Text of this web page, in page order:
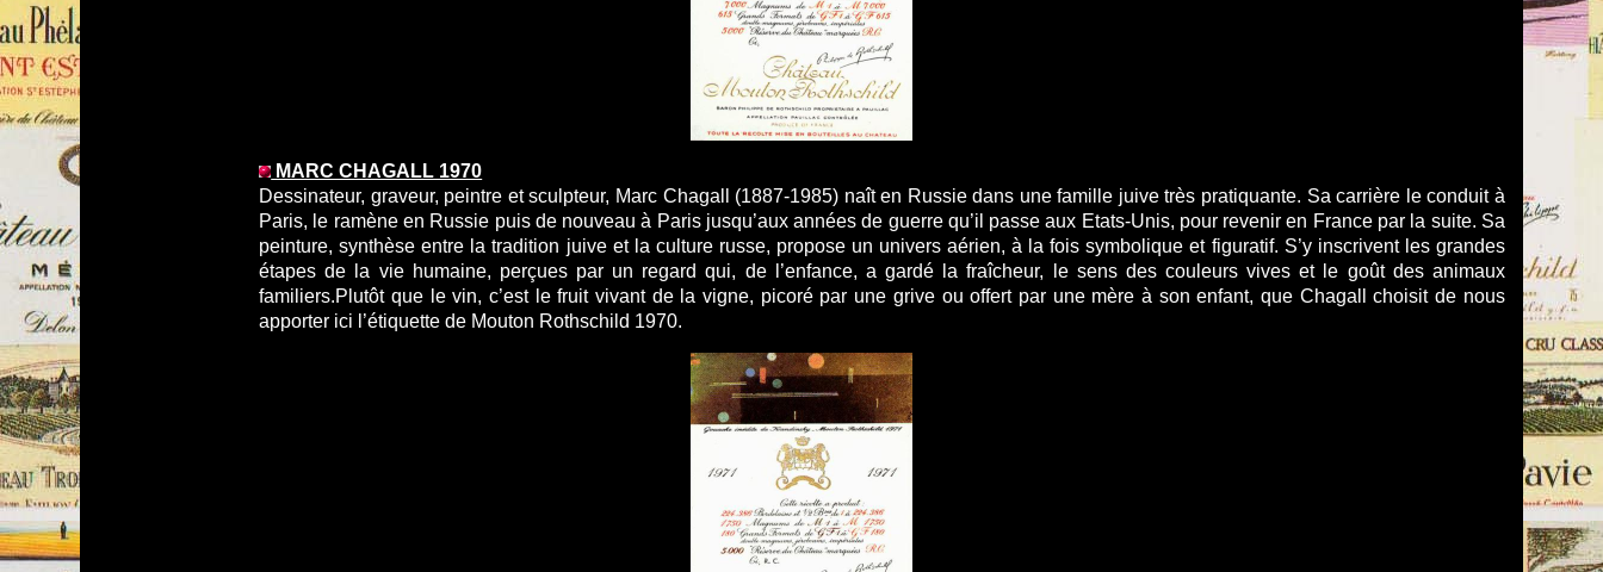
MARC CHAGALL 1970
Dessinateur, graveur, peintre et sculpteur, Marc Chagall (1887-1985) naît en Russie dans une famille juive très pratiquante. Sa carrière le conduit à
Paris, le ramène en Russie puis de nouveau à Paris jusqu’aux années de guerre qu’il passe aux Etats-Unis, pour revenir en France par la suite. Sa
peinture, synthèse entre la tradition juive et la culture russe, propose un univers aérien, à la fois symbolique et figuratif. S’y inscrivent les grandes
étapes de la vie humaine, perçues par un regard qui, de l’enfance, a gardé la fraîcheur, le sens des couleurs vives et le goût des animaux
familiers.Plutôt que le vin, c’est le fruit vivant de la vigne, picoré par une grive ou offert par une mère à son enfant, que Chagall choisit de nous
apporter ici l’étiquette de Mouton Rothschild 1970.